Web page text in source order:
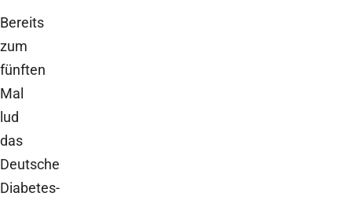
Bereits
zum
fünften
Mal
lud
das
Deutsche
Diabetes-